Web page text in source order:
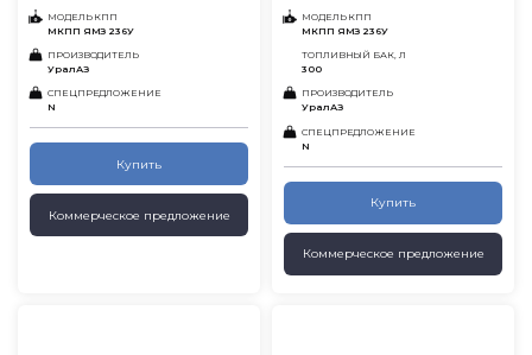
МОДЕЛЬ КПП
МКПП ЯМЗ 236У
ПРОИЗВОДИТЕЛЬ
УралАЗ
СПЕЦПРЕДЛОЖЕНИЕ
N
Купить
Коммерческое предложение
МОДЕЛЬ КПП
МКПП ЯМЗ 236У
ТОПЛИВНЫЙ БАК, Л
300
ПРОИЗВОДИТЕЛЬ
УралАЗ
СПЕЦПРЕДЛОЖЕНИЕ
N
Купить
Коммерческое предложение